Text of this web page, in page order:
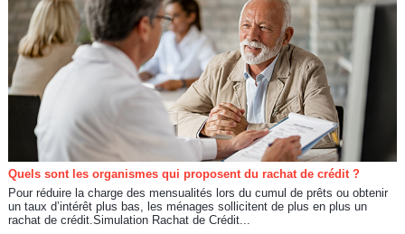
Quels sont les organismes qui proposent du rachat de crédit ?
Pour réduire la charge des mensualités lors du cumul de prêts ou obtenir
un taux d’intérêt plus bas, les ménages sollicitent de plus en plus un
rachat de crédit.Simulation Rachat de Crédit...